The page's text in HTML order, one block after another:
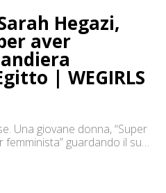
Hegazi,
aver
| WEGIRLS
Una giovane donna, “Super
femminista” guardando il suo
Hegazi, morta a causa
perché ha osato esporre